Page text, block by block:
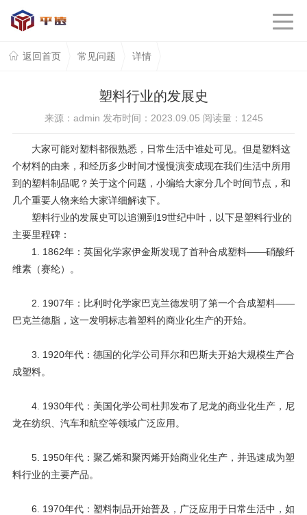
返回首页 常见问题 详情
塑料行业的发展史
来源：admin 发布时间：2023.09.05 阅读量： 1245
大家可能对塑料都很熟悉，日常生活中谁处可见。但是塑料这
个材料的由来，和经历多少时间才慢慢演变成现在我们生活中所用
到的塑料制品呢？关于这个问题，小编给大家分几个时间节点，和
几个重要人物来给大家详细解读下。
塑料行业的发展史可以追溯到 19世纪中叶，以下是塑料行业的
主要里程碑：
1. 1862年：英国化学家伊金斯发现了首种合成塑料——硝酸纤
维素（赛纶）。
2. 1907年：比利时化学家巴克兰德发明了第一个合成塑料——
巴克兰德脂，这一发明标志着塑料的商业化生产的开始。
3. 1920年代：德国的化学公司拜尔和巴斯夫开始大规模生产合
成塑料。
4. 1930年代：美国化学公司杜邦发布了尼龙的商业化生产，尼
龙在纺织、汽车和航空等领域广泛应用。
5. 1950年代：聚乙烯和聚丙烯开始商业化生产，并迅速成为塑
料行业的主要产品。
6. 1970年代：塑料制品开始普及，广泛应用于日常生活中，如